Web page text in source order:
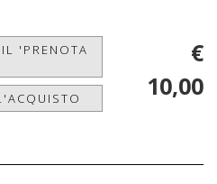
'PRENOTA
€
10,00